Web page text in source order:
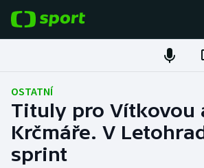
Fotbal
Hokej
Tenis
OSTATNÍ
Tituly pro Vítkovou
Krčmáře. V
sprint